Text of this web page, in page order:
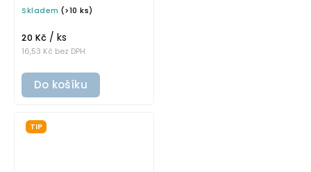
samolepka na
Skladem (>10 ks)
16,53 Kč bez DPH
20 Kč / ks
Do košíku
TIP